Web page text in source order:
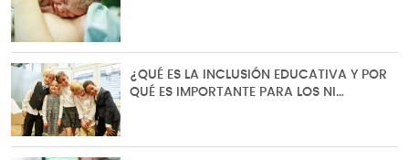
¿QUÉ ES LA INCLUSIÓN EDUCATIVA Y POR
QUÉ ES IMPORTANTE PARA LOS NI…